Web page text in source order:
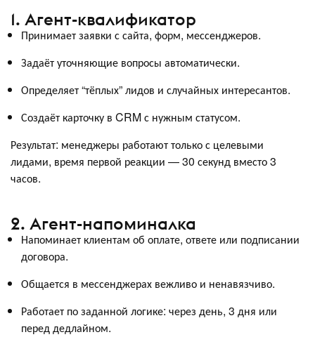
1. Агент-квалификатор
Принимает заявки с сайта, форм, мессенджеров.
Задаёт уточняющие вопросы автоматически.
Определяет “тёплых” лидов и случайных интересантов.
Создаёт карточку в CRM с нужным статусом.
Результат: менеджеры работают только с целевыми
лидами, время первой реакции — 30 секунд вместо 3
часов.
2. Агент-напоминалка
Напоминает клиентам об оплате, ответе или подписании
договора.
Общается в мессенджерах вежливо и ненавязчиво.
Работает по заданной логике: через день, 3 дня или
перед дедлайном.